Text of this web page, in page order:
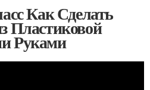
Как Сделать
Пластиковой
Руками